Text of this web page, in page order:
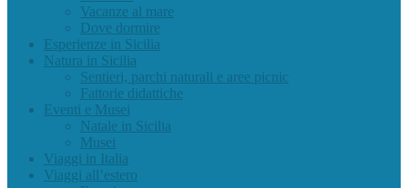
Vacanze al mare
Dove dormire
Esperienze in Sicilia
Natura in Sicilia
Sentieri, parchi naturali e aree picnic
Fattorie didattiche
Eventi e Musei
Natale in Sicilia
Musei
Viaggi in Italia
Viaggi all’estero